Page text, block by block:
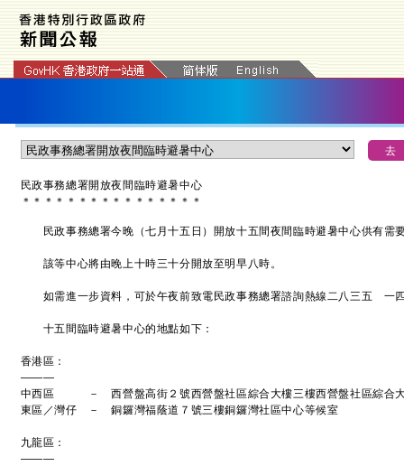
民政事務總署開放夜間臨時避暑中心
＊ ＊ ＊ ＊ ＊ ＊ ＊ ＊ ＊ ＊ ＊ ＊ ＊ ＊ ＊ ＊
民政事務總署今晚（七月十五日）開放十五間夜間臨時避暑中心供有需
該等中心將由晚上十時三十分開放至明早八時。
如需進一步資料，可於午夜前致電民政事務總署諮詢熱線二八三五 一
十五間臨時避暑中心的地點如下：
香港區：
———
中西區 － 西營盤高街２號西營盤社區綜合大樓三樓西營盤社區綜合
東區／灣仔 － 銅鑼灣福蔭道７號三樓銅鑼灣社區中心等候室
九龍區：
———